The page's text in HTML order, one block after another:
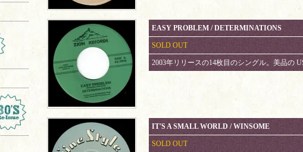
EASY PROBLEM / DETERMINATIONS
SOLD OUT
2003年リリースの14枚目のシングル。美品の
IT'S A SMALL WORLD / WINSOME
SOLD OUT